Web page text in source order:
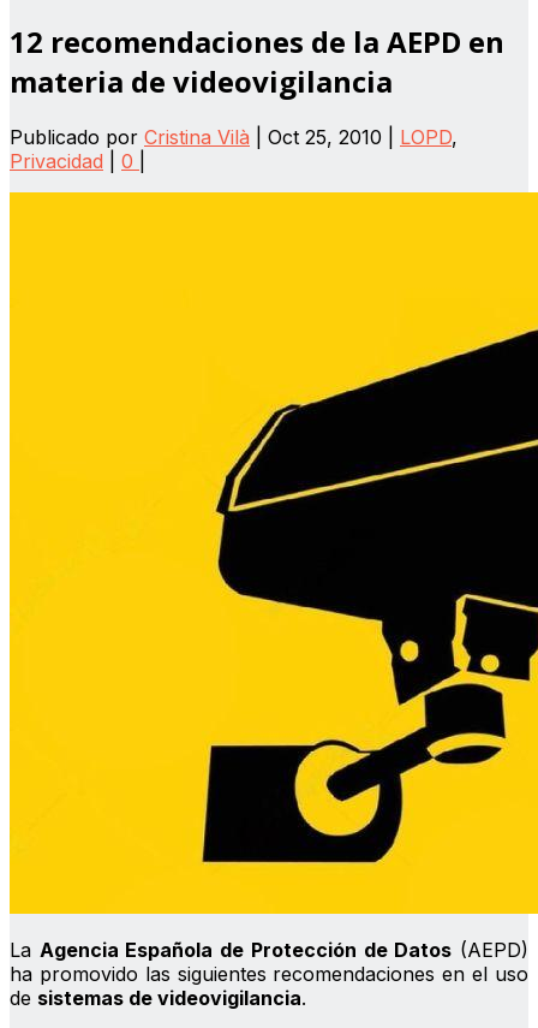
12 recomendaciones de la AEPD en
materia de videovigilancia
Publicado por Cristina Vilà Oct 25, 2010 LOPD,
Privacidad
0
La Agencia Española de Protección de Datos (AEPD)
ha promovido las siguientes recomendaciones en el uso
de sistemas de videovigilancia.